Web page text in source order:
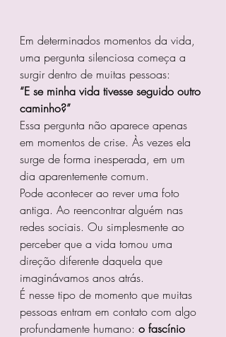
Em determinados momentos da vida,
uma pergunta silenciosa começa a
surgir dentro de muitas pessoas:
“E se minha vida tivesse seguido outro
caminho?”
Essa pergunta não aparece apenas
em momentos de crise. Às vezes ela
surge de forma inesperada, em um
dia aparentemente comum.
Pode acontecer ao rever uma foto
antiga. Ao reencontrar alguém nas
redes sociais. Ou simplesmente ao
perceber que a vida tomou uma
direção diferente daquela que
imaginávamos anos atrás.
É nesse tipo de momento que muitas
pessoas entram em contato com algo
profundamente humano: o fascínio